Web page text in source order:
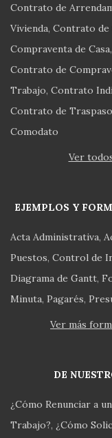
Contrato de
Vivienda Contrato de
Compraventa de Casa
Contrato de
Trabajo Contrato
Contrato de Traspaso
Comodato
Ver
EJEMPLOS Y
Acta Administrativa
Puestos Control de
Diagrama de Gantt
Minuta Pagarés
Ver más
DE
¿Cómo Renunciar a
Trabajo? ¿Cómo